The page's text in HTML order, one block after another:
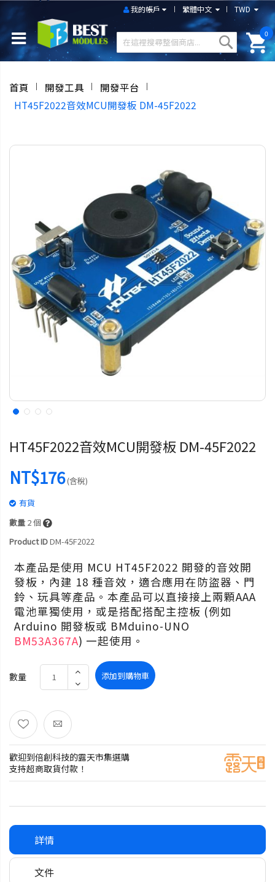
TWD
繁體中文
我的帳戶
0
首頁 開發工具
開發平台
HT45F2022音效MCU開發板 DM-45F2022
HT45F2022音效MCU開發板 DM-45F2022
NT$176(含稅)
有貨
數量 2個
Product IDDM-45F2022
本產品是使用 MCU HT45F2022 開發的音效開
發板，內建 18 種音效，適合應用在防盜器、門
鈴、玩具等產品。本產品可以直接接上兩顆AAA
電池單獨使用，或是搭配搭配主控板 (例如
Arduino 開發板或 BMduino-UNO
BM53A367A) 一起使用。
數量 添加到購物車
歡迎到倍創科技的露天市集選購
支持超商取貨付款！
詳情
文件